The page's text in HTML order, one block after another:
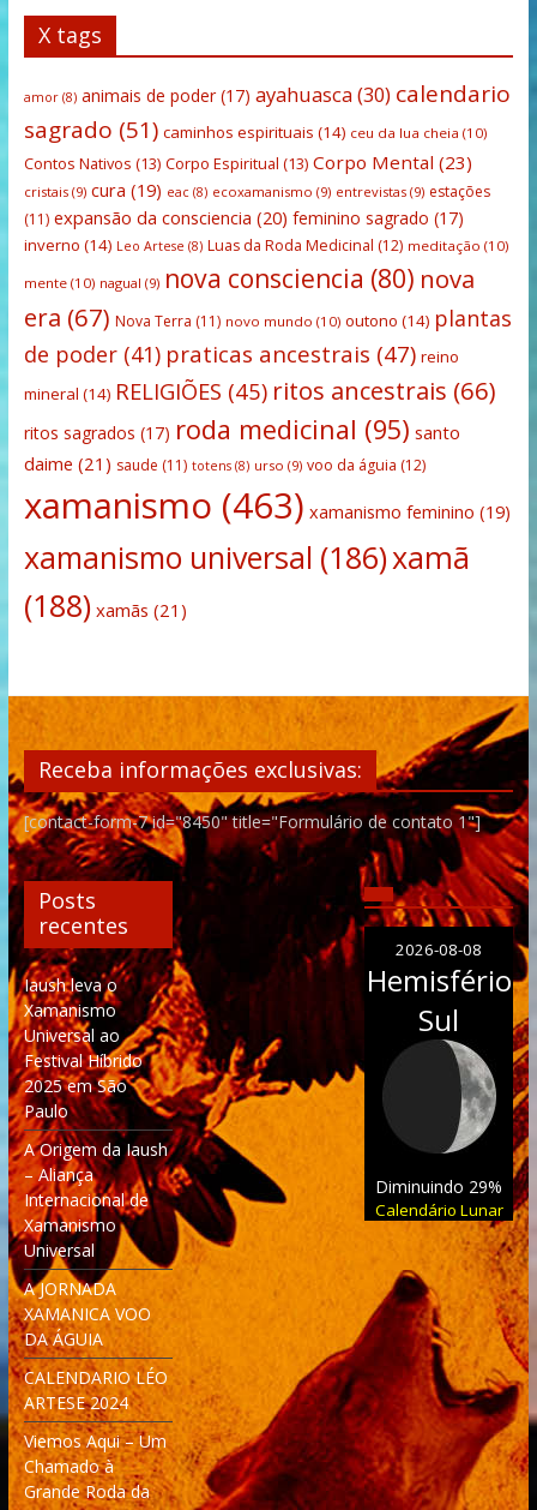
X tags
amor(8) animais de poder(17) ayahuasca(30) calendario
sagrado (51) caminhos espirituais (14) ceu da lua cheia (10)
Contos Nativos (13) Corpo Espiritual (13) Corpo Mental (23)
cristais(9) cura (19) eac(8) ecoxamanismo (9) entrevistas(9) estações
(11) expansão da consciencia (20) feminino sagrado (17)
inverno (14) Leo Artese (8) Luas da Roda Medicinal (12) meditação (10)
mente(10) nagual (9) nova consciencia (80) nova
era (67) Nova Terra (11) novo mundo (10) outono (14) plantas
de poder(41) praticas ancestrais (47) reino
mineral (14) RELIGIÕES (45) ritos ancestrais (66)
ritos sagrados (17) roda medicinal (95) santo
daime (21) saude (11) totens(8) urso (9) voo da águia (12)
xamanismo (463) xamanismo feminino (19)
xamanismo universal (186)xamã
(188) xamãs (21)
Receba informações exclusivas:
[contact-form-7 id="8450" title="Formulário de contato 1"]
Posts
recentes
Iaush leva o
Xamanismo
Universal ao
Festival Híbrido
2025 em São
Paulo
A Origem da Iaush
– Aliança
Internacional de
Xamanismo
Universal
A JORNADA
XAMANICA VOO
DA ÁGUIA
CALENDARIO LÉO
ARTESE 2024
Viemos Aqui – Um
Chamado à
Grande Roda da
2026-08-08
Hemisfério
Sul
Diminuindo 29%
Calendário Lunar